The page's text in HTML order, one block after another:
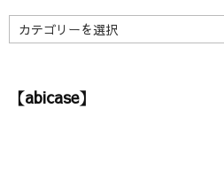
】【
カ
リ【abicase】